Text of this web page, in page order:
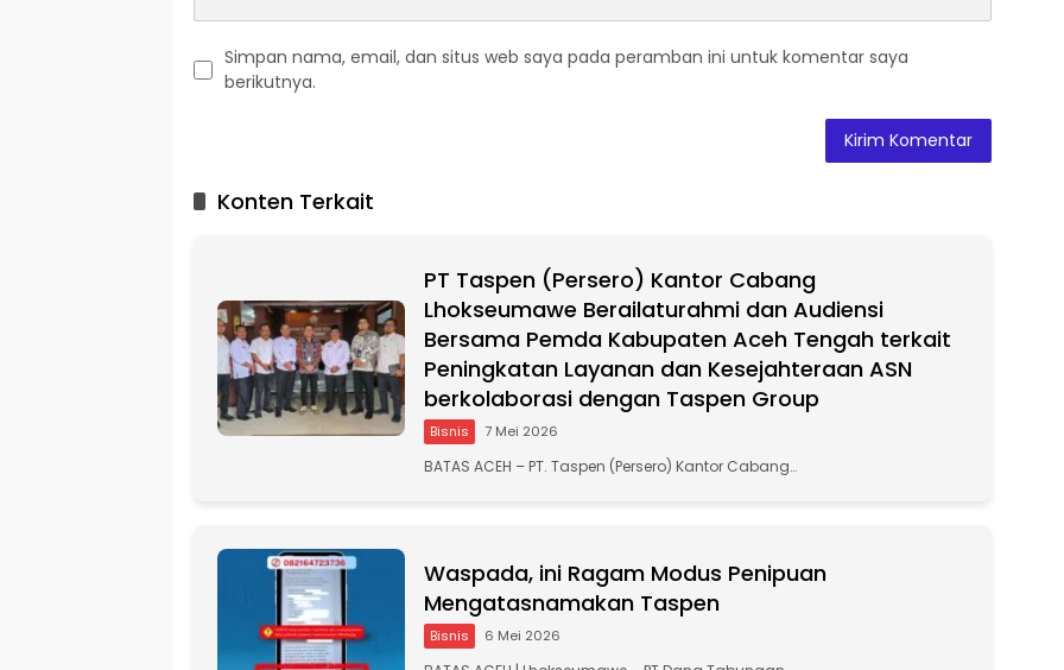
Simpan nama, email, dan situs web saya pada peramban ini untuk komentar saya
berikutnya.
e Konten Terkait
PT Taspen (Persero) Kantor Cabang
Lhokseumawe Berailaturahmi dan Audiensi
Bersama Pemda Kabupaten Aceh Tengah terkait
Peningkatan Layanan dan Kesejahteraan ASN
berkolaborasi dengan Taspen Group
Bisnis 7 Mei 2026
BATAS ACEH – PT. Taspen (Persero) Kantor Cabang…
Waspada, ini Ragam Modus Penipuan
Mengatasnamakan Taspen
Bisnis 6 Mei 2026